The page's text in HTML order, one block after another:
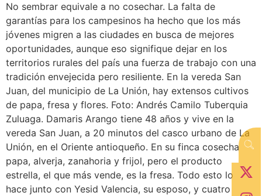
No sembrar equivale a no cosechar. La falta de
garantías para los campesinos ha hecho que los más
jóvenes migren a las ciudades en busca de mejores
oportunidades, aunque eso signifique dejar en los
territorios rurales del país una fuerza de trabajo con una
tradición envejecida pero resiliente. En la vereda San
Juan, del municipio de La Unión, hay extensos cultivos
de papa, fresa y flores. Foto: Andrés Camilo Tuberquia
Zuluaga. Damaris Arango tiene 48 años y vive en la
vereda San Juan, a 20 minutos del casco urbano de La
Unión, en el Oriente antioqueño. En su finca cosecha
papa, alverja, zanahoria y frijol, pero el producto
estrella, el que más vende, es la fresa. Todo esto lo
hace junto con Yesid Valencia, su esposo, y cuatro